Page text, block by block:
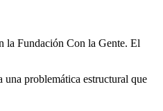
la Fundación Con la Gente. El
una problemática estructural que